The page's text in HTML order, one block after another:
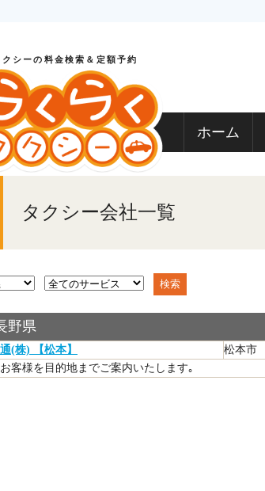
クシーの料金検索＆定額予約
ホーム
タクシー会社一覧
野県
(株) 【松本】
松本市
客様を目的地までご案内いたします｡